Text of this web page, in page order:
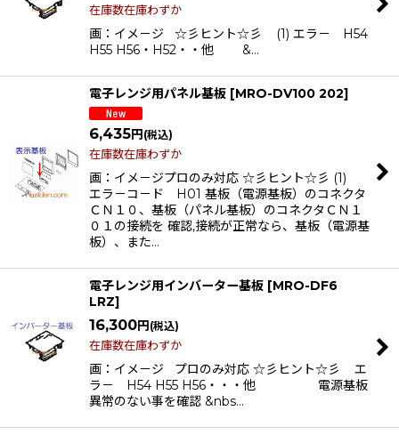
在庫数在庫わずか
画：イメ－ジ ☆彡ヒント☆彡 (1) エラ－ H54
H55 H56・H52・・他 &…
電子レンジ用パネル基板 [MRO-DV100 202]
6,435円 (税込)
在庫数在庫わずか
画：イメ－ジプロのみ対応 ☆彡ヒント☆彡 (1)
エラ－コ－ド H01 基板（電源基板）のコネクタ
ＣＮ１０、基板（パネル基板）のコネクタＣＮ１
０１の接続を 確認,接続が正常なら、基板（電源基
板）、また…
電子レンジ用インバーター基板 [MRO-DF6
LRZ]
16,300円 (税込)
在庫数在庫わずか
画：イメ－ジ プロのみ対応 ☆彡ヒント☆彡 エ
ラ－ H54 H55 H56・・・他 電源基板
異常のない事を確認 &nbs…